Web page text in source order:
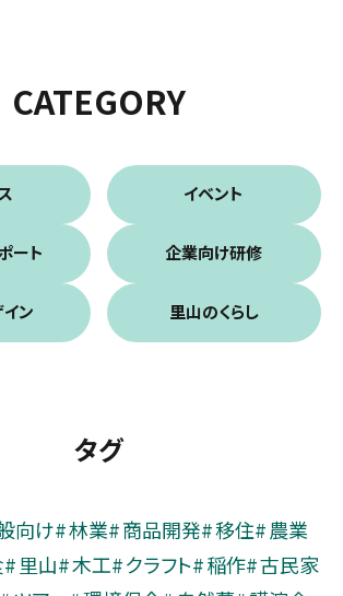
CATEGORY
イベント
ート 企業向け研修
ン 里山のくらし
タグ
向け 林業 商品開発 移住
農業
里山 木工 クラフト 稲作 古民家